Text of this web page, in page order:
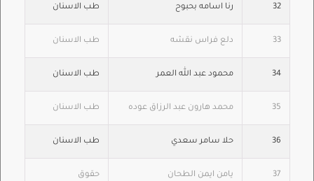
32 رنا اسامه بحبوح طب الاسنان
33 دلع فراس نقشه طب الاسنان
34 محمود عبد الله العمر طب الاسنان
35 محمد هارون عبد الرزاق عوده طب الاسنان
36 حلا سامر سعدي طب الاسنان
37 يامن ايمن الطحان حقوق